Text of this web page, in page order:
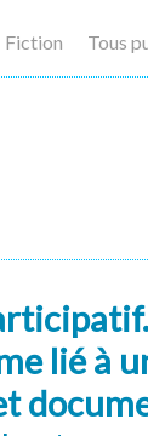
Fiction Tous
lié à